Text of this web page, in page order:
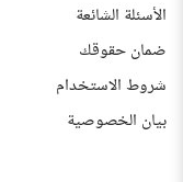
الأسئلة الشائعة
ضمان حقوقك
شروط الاستخدام
بيان الخصوصية